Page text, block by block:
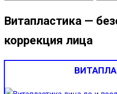
Витапластика —
коррекция лица